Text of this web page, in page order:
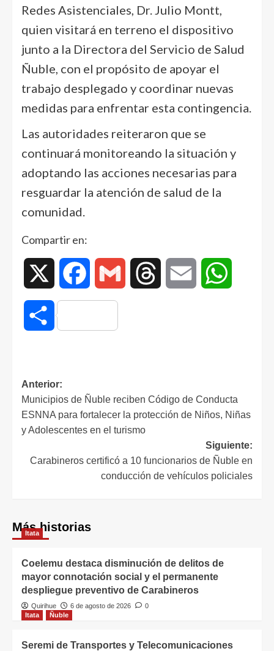
Redes Asistenciales, Dr. Julio Montt,
quien visitará en terreno el dispositivo
junto a la Directora del Servicio de Salud
Ñuble, con el propósito de apoyar el
trabajo desplegado y coordinar nuevas
medidas para enfrentar esta contingencia.
Las autoridades reiteraron que se
continuará monitoreando la situación y
adoptando las acciones necesarias para
resguardar la atención de salud de la
comunidad.
Compartir en:
Facebook Gmail Threads Email
Compartir
Anterior:
Municipios de Ñuble reciben Código de Conducta
ESNNA para fortalecer la protección de Niños, Niñas
y Adolescentes en el turismo
Siguiente:
Carabineros certificó a 10 funcionarios de Ñuble en
conducción de vehículos policiales
Más historias
Itata
Coelemu destaca disminución de delitos de
mayor connotación social y el permanente
despliegue preventivo de Carabineros
Quirihue 6 de agosto de 2026
0
Itata
Ñuble
Seremi de Transportes y Telecomunicaciones